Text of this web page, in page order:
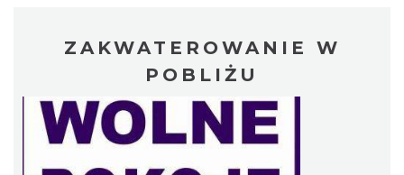
ZAKWATEROWANIE W
POBLIŻU